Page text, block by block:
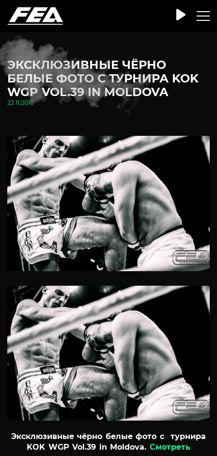
ЭКСКЛЮЗИВНЫЕ ЧЁРНО
БЕЛЫЕ ФОТО С ТУРНИРА KOK
WGP VOL.39 IN MOLDOVA
22.11.2016
Эксклюзивные чёрно белые фото с турнира
KOK WGP Vol.39 in Moldova. Смотреть